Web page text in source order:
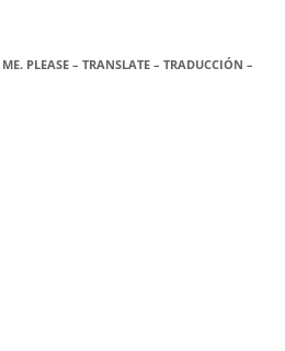
PLEASE – TRANSLATE – TRADUCCIÓN –